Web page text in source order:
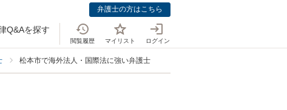
弁護士の方はこちら
Q&Aを探す
閲覧履歴 マイリスト ログイン
松本市で海外法人・国際法に強い弁護士